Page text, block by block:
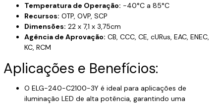
Temperatura de Operação: -40°C a 85°C
Recursos: OTP, OVP, SCP
Dimensões: 22 x 7,1 x 3,75cm
Agência de Aprovação: CB, CCC, CE, cURus, EAC, ENEC,
KC, RCM
Aplicações e Benefícios:
O ELG-240-C2100-3Y é ideal para aplicações de
iluminação LED de alta potência, garantindo uma